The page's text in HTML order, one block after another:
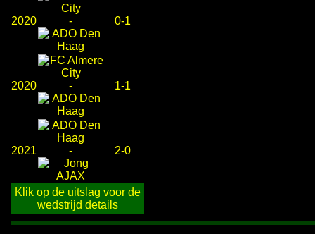
2020 - 0-1
2020 - 1-1
2021 - 2-0
Klik op de uitslag voor de
wedstrijd details